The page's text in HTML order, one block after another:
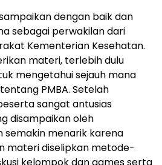
dengan baik dan
sebagai perwakilan dari
Kementerian Kesehatan.
materi, terlebih dulu
mengetahui sejauh mana
PMBA. Setelah
sangat antusias
disampaikan oleh
semakin menarik karena
materi diselipkan metode-